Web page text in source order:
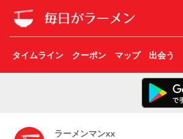
タイムライン クーポン マップ 出会う
ラーメンマンxx